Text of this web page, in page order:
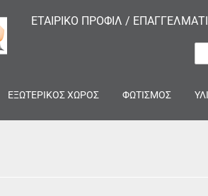
ΕΤΑΙΡΙΚΟ ΠΡΟΦΙΛ /
ΕΞΩΤΕΡΙΚΟΣ ΧΩΡΟΣ ΦΩΤΙΣΜΟΣ